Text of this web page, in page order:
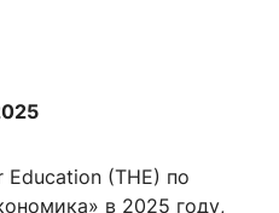
Education (THE) по
в 2025 году,